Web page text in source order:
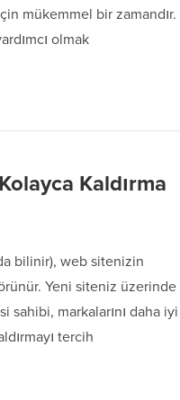
mükemmel bir zamandır.
olmak
Kaldırma
bilinir), web sitenizin
Yeni siteniz üzerinde
sahibi, markalarını daha iyi
tercih